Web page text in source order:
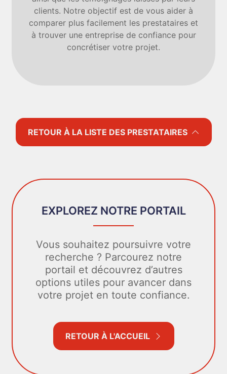
clients. Notre objectif est de vous aider à
comparer plus facilement les prestataires et
à trouver une entreprise de confiance pour
concrétiser votre projet.
RETOUR À LA LISTE DES PRESTATAIRES
EXPLOREZ NOTRE PORTAIL
Vous souhaitez poursuivre votre
recherche ? Parcourez notre
portail et découvrez d’autres
options utiles pour avancer dans
votre projet en toute confiance.
RETOUR À L'ACCUEIL